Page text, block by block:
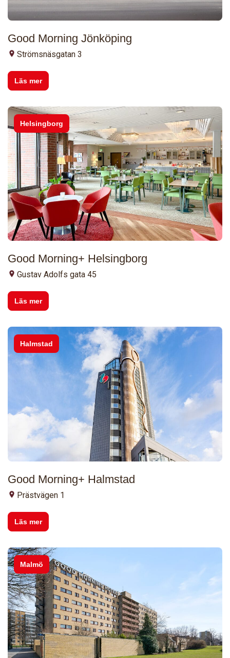
Good Morning Jönköping
Strömsnäsgatan 3
Läs mer
Helsingborg
Good Morning+ Helsingborg
Gustav Adolfs gata 45
Läs mer
Halmstad
Good Morning+ Halmstad
Prästvägen 1
Läs mer
Malmö